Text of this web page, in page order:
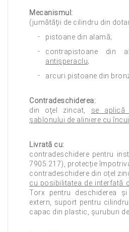
Mecanismul:
(jumătăţii de cilindru din
pistoane din alamă;
contrapistoane din
antişperaclu;
arcuri pistoane din
Contradeschiderea:
din oţel zincat, se aplică
şablonului de aliniere cu
Livrată cu:
contradeschidere pentru
7905.217), protecție
contradeschidere din oțel
cu posibilitatea de interfață
Torx pentru deschiderea
extern, suport pentru
capac din plastic, șuruburi